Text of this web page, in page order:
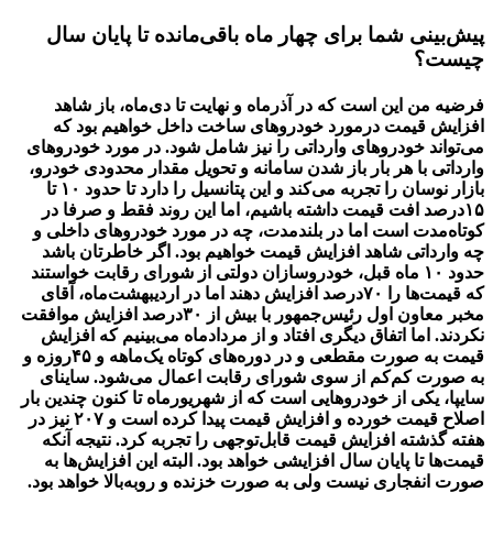
‌پیش‌بینی شما برای چهار ماه باقی‌مانده تا پایان سال
چیست؟
فرضیه من این است که در آذرماه و نهایت تا دی‌ماه، باز شاهد
افزایش قیمت درمورد خودروهای ساخت داخل خواهیم بود که
می‌تواند خودروهای وارداتی را نیز شامل شود. در مورد خودروهای
وارداتی با هر بار باز شدن سامانه و تحویل مقدار محدودی خودرو،
بازار نوسان را تجربه می‌کند و این پتانسیل را دارد تا حدود ۱۰ تا
۱۵درصد افت قیمت داشته باشیم، اما این روند فقط و صرفا در
کوتاه‌مدت است اما در بلندمدت، چه در مورد خودروهای داخلی و
چه وارداتی شاهد افزایش قیمت خواهیم بود. اگر خاطرتان باشد
حدود ۱۰ ماه قبل، خودروسازان دولتی از شورای رقابت خواستند
که قیمت‌ها را ۷۰درصد افزایش دهند اما در اردیبهشت‌ماه، آقای
مخبر معاون اول رئیس‌جمهور با بیش از ۳۰درصد افزایش موافقت
نکردند. اما اتفاق دیگری افتاد و از مردادماه می‌بینیم که افزایش
قیمت به صورت مقطعی و در دوره‌های کوتاه یک‌ماهه و ۴۵روزه و
به صورت کم‌کم از سوی شورای رقابت اعمال می‌شود. ساینای
سایپا، یکی از خودروهایی است که از شهریورماه تا کنون چندین بار
اصلاح قیمت خورده و افزایش قیمت پیدا کرده است و ۲۰۷ نیز در
هفته گذشته افزایش قیمت قابل‌توجهی را تجربه کرد. نتیجه آنکه
قیمت‌ها تا پایان سال افزایشی خواهد بود. البته این افزایش‌ها به
صورت انفجاری نیست ولی به صورت خزنده و روبه‌بالا خواهد بود.